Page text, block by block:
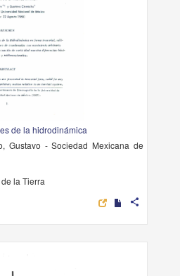
de la hidrodinámica
Gustavo - Sociedad Mexicana de
la Tierra
share